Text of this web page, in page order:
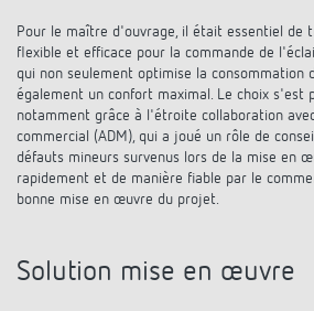
Pour le maître d'ouvrage, il était essentiel de
flexible et efficace pour la commande de
qui non seulement optimise la consommation
également un confort maximal. Le choix s'est
notamment grâce à l'étroite collaboration
commercial (ADM), qui a joué un rôle de
défauts mineurs survenus lors de la mise en
rapidement et de manière fiable par le
bonne mise en œuvre du projet.
Solution mise en œuvre